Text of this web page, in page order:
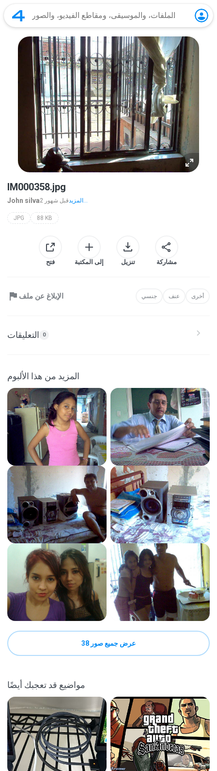
IM000358.jpg
John silva 2 قبل شهور المزيد...
JPG 88 KB
فتح إلى المكتبة تنزيل مشاركة
الإبلاغ عن ملف جنسي عنف أخرى
التعليقات 0
المزيد من هذا الألبوم
عرض جميع صور 38
مواضيع قد تعجبك أيضًا